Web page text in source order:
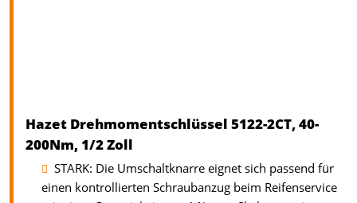
Hazet Drehmomentschlüssel 5122-2CT, 40-
200Nm, 1/2 Zoll
STARK: Die Umschaltknarre eignet sich passend für
einen kontrollierten Schraubanzug beim Reifenservice